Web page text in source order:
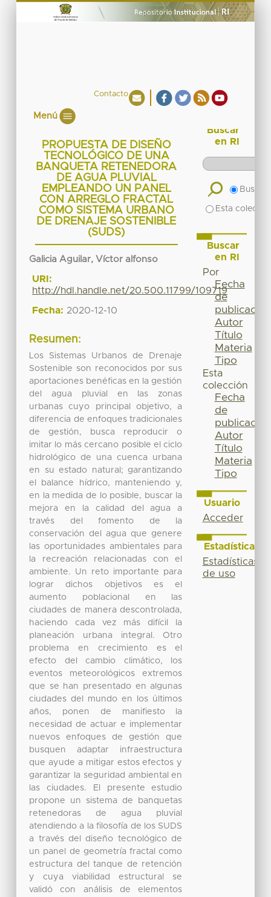
Contacto
Menú
PROPUESTA DE DISEÑO
TECNOLÓGICO DE UNA
BANQUETA RETENEDORA
DE AGUA PLUVIAL
EMPLEANDO UN PANEL
CON ARREGLO FRACTAL
COMO SISTEMA URBANO
DE DRENAJE SOSTENIBLE
(SUDS)
Galicia Aguilar, Víctor alfonso
URI:
http://hdl.handle.net/20.500.11799/109719
Fecha: 2020-12-10
Resumen:
Los Sistemas Urbanos de Drenaje
Sostenible son reconocidos por sus
aportaciones benéficas en la gestión
del agua pluvial en las zonas
urbanas cuyo principal objetivo, a
diferencia de enfoques tradicionales
de gestión, busca reproducir o
imitar lo más cercano posible el ciclo
hidrológico de una cuenca urbana
en su estado natural; garantizando
el balance hídrico, manteniendo y,
en la medida de lo posible, buscar la
mejora en la calidad del agua a
través del fomento de la
conservación del agua que genere
las oportunidades ambientales para
la recreación relacionadas con el
ambiente. Un reto importante para
lograr dichos objetivos es el
aumento poblacional en las
ciudades de manera descontrolada,
haciendo cada vez más difícil la
planeación urbana integral. Otro
problema en crecimiento es el
efecto del cambio climático, los
eventos meteorológicos extremos
que se han presentado en algunas
ciudades del mundo en los últimos
años, ponen de manifiesto la
necesidad de actuar e implementar
nuevos enfoques de gestión que
busquen adaptar infraestructura
que ayude a mitigar estos efectos y
garantizar la seguridad ambiental en
las ciudades. El presente estudio
propone un sistema de banquetas
retenedoras de agua pluvial
atendiendo a la filosofía de los SUDS
a través del diseño tecnológico de
un panel de geometría fractal como
estructura del tanque de retención
y cuya viabilidad estructural se
validó con análisis de elementos
Buscar
en RI
Buscar
Esta
Buscar
en RI
Por
Fecha
de
publicación
Autor
Título
Materia
Tipo
Esta
colección
Fecha
de
publicación
Autor
Título
Materia
Tipo
Usuario
Acceder
Estadísticas
Estadísticas
de uso